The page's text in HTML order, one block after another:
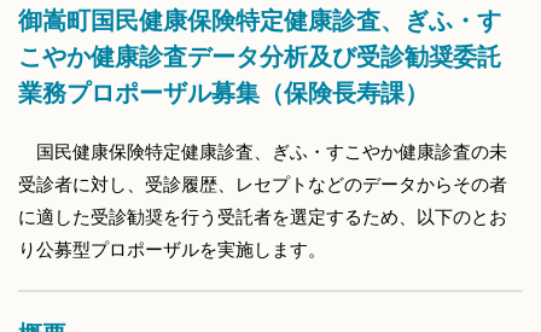
御嵩町国民健康保険特定健康診査、ぎふ・す
こやか健康診査データ分析及び受診勧奨委託
業務プロポーザル募集（保険長寿課）
国民健康保険特定健康診査、ぎふ・すこやか健康診査の未
受診者に対し、受診履歴、レセプトなどのデータからその者
に適した受診勧奨を行う受託者を選定するため、以下のとお
り公募型プロポーザルを実施します。